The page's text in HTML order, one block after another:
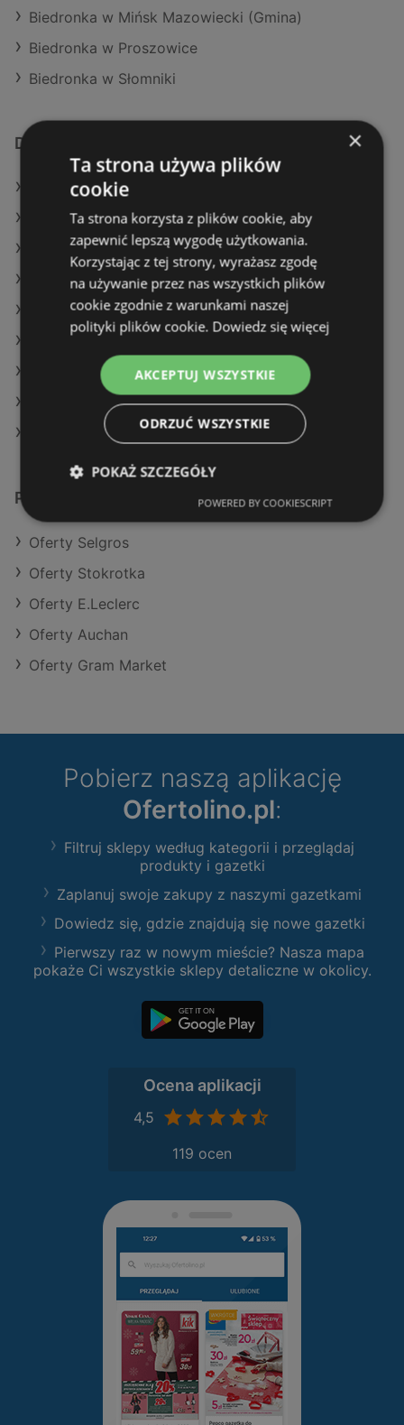
Biedronka w Mińsk Mazowiecki (Gmina)
Biedronka w Proszowice
Biedronka w Słomniki
Dodatkowe łącza
Oferty Biedronka
Oferty Żabka
Oferty Carrefour
Aktualne gazetki POLOmarket
Aktualne gazetki Action
Aktualne gazetki Selgros
Aktualne gazetki Żabka
Aktualne gazetki SPAR
Sklepy Biedronka w Międzyzdroje
Podobne sklepy detaliczne
Oferty Selgros
Oferty Stokrotka
Oferty E.Leclerc
Oferty Auchan
Oferty Gram Market
Pobierz naszą aplikację
Ofertolino.pl:
Filtruj sklepy według kategorii i przeglądaj
produkty i gazetki
Zaplanuj swoje zakupy z naszymi gazetkami
Dowiedz się, gdzie znajdują się nowe gazetki
Pierwszy raz w nowym mieście? Nasza mapa
pokaże Ci wszystkie sklepy detaliczne w okolicy.
Ocena aplikacji
4,5
119 ocen
×
Ta strona używa plików
cookie
Ta strona korzysta z plików cookie, aby
zapewnić lepszą wygodę użytkowania.
Korzystając z tej strony, wyrażasz zgodę
na używanie przez nas wszystkich plików
cookie zgodnie z warunkami naszej
polityki plików cookie. Dowiedz się więcej
AKCEPTUJ WSZYSTKIE
ODRZUĆ WSZYSTKIE
POKAŻ SZCZEGÓŁY
POWERED BY COOKIESCRIPT